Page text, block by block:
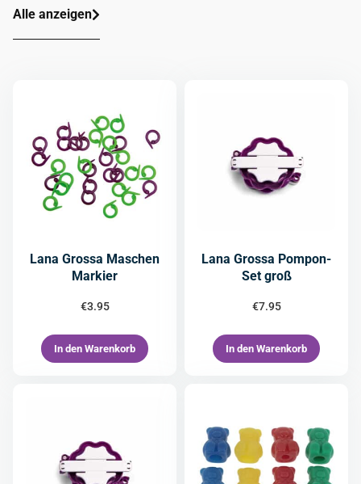
Alle anzeigen
Lana Grossa Maschen
Markier
€3.95
In den Warenkorb
Lana Grossa Pompon-
Set groß
€7.95
In den Warenkorb